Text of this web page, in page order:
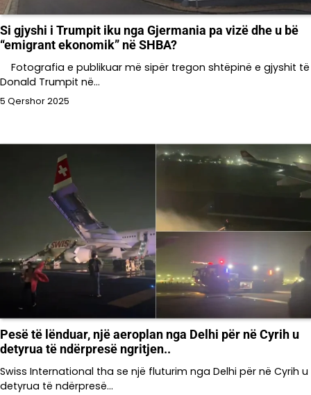
Si gjyshi i Trumpit iku nga Gjermania pa vizë dhe u bë
“emigrant ekonomik” në SHBA?
Fotografia e publikuar më sipër tregon shtëpinë e gjyshit të
Donald Trumpit në…
5 Qershor 2025
Pesë të lënduar, një aeroplan nga Delhi për në Cyrih u
detyrua të ndërpresë ngritjen..
Swiss International tha se një fluturim nga Delhi për në Cyrih u
detyrua të ndërpresë…